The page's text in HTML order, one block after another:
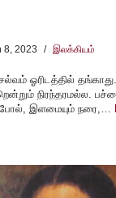
8, 2023 இலக்கியம்
ஓரிடத்தில் தங்காது.
நிரந்தரமல்ல.
இளமையும் நரை,…